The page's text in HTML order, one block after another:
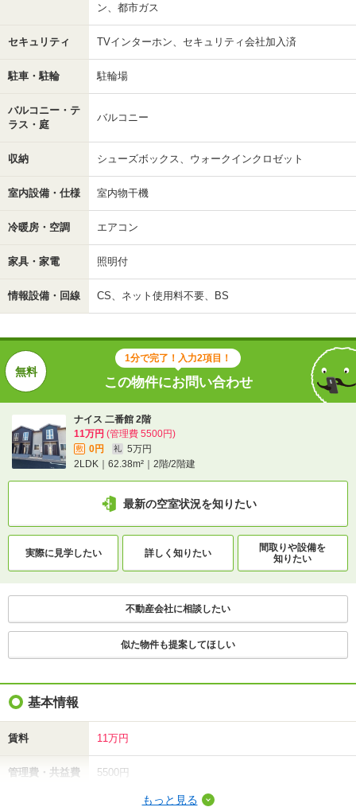
ン、都市ガス
セキュリティ TVインターホン、セキュリティ会社加入済
駐車・駐輪 駐輪場
バルコニー・テ
ラス・庭
バルコニー
収納 シューズボックス、ウォークインクロゼット
室内設備・仕様 室内物干機
冷暖房・空調 エアコン
家具・家電 照明付
情報設備・回線 CS、ネット使用料不要、BS
1分で完了！入力2項目！
この物件にお問い合わせ
ナイス 二番館 2階
11万円 (管理費 5500円)
敷 0円 礼
5万円
2LDK｜62.38m²｜2階/2階建
最新の空室状況を知りたい
実際に見学したい 詳しく知りたい
間取りや設備を
知りたい
不動産会社に相談したい
似た物件も提案してほしい
基本情報
賃料 11万円
管理費・共益費 5500円
もっと見る